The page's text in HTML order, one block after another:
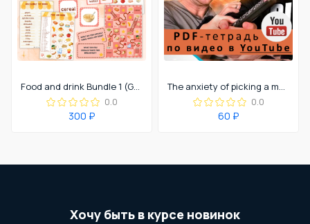
Food and drink Bundle 1 (Go Getter 2)
0.0
300 ₽
The anxiety of picking a movie (YouTube) Topics: 1) Film/movie genres 2) Ordering food in, takeout, takeaway
0.0
60 ₽
Хочу быть в курсе новинок